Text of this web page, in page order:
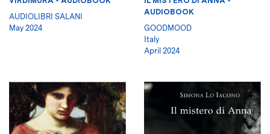
AUDIOLIBRI SALANI
May 2024
AUDIOBOOK
GOODMOOD
Italy
April 2024